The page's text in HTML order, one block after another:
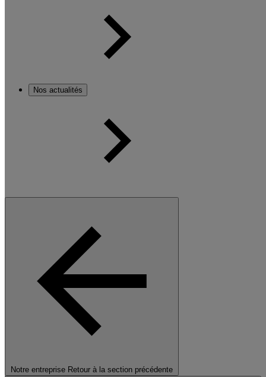
Nos actualités
Notre entreprise Retour à la section précédente